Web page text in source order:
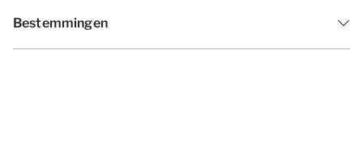
Bestemmingen